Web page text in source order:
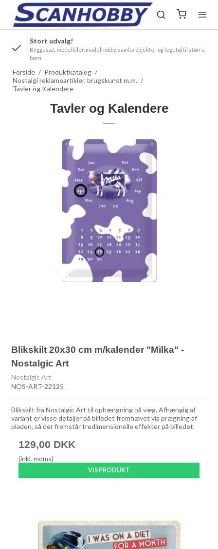
Stort udvalg!
Byggesæt, modelbiler, modelhobby, samlerobjekter og legetøj til større
børn.
Forside / Produktkatalog /
Nostalgi reklameartikler, brugskunst m.m. /
Tavler og Kalendere
Tavler og Kalendere
Blikskilt 20x30 cm m/kalender "Milka" -
Nostalgic Art
Nostalgic Art
NOS-ART-22125
Blikskilt fra Nostalgic Art til ophængning på væg. Afhængig af
variant er visse detaljer på billedet fremhævet via prægning af
pladen, så der fremstår tredimensionelle effekter på billedet.
129,00 DKK
(inkl. moms)
VIS PRODUKT